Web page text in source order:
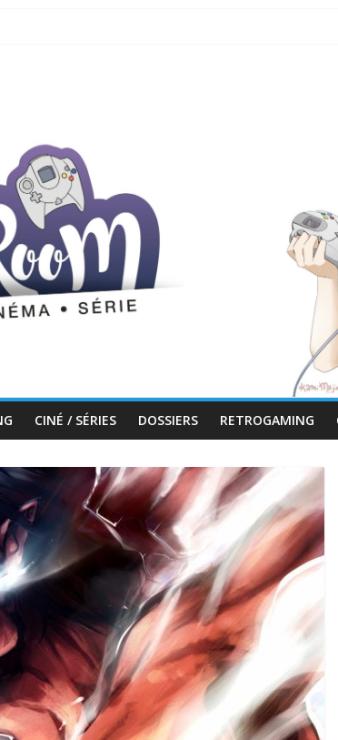
CINÉ / SÉRIES DOSSIERS RETROGAMING